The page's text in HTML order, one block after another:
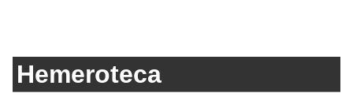
Hemeroteca